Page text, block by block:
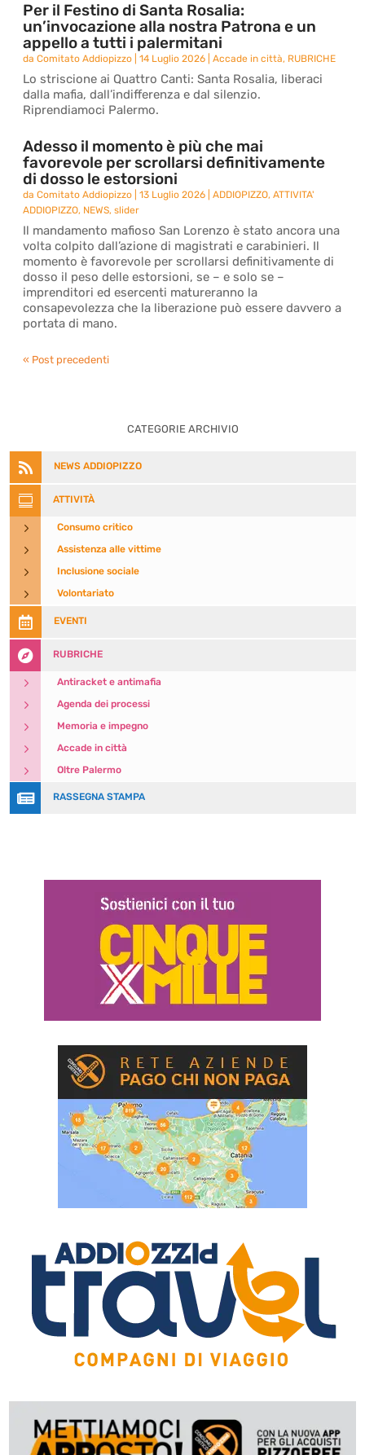
Per il Festino di Santa Rosalia:
un’invocazione alla nostra Patrona e un
appello a tutti i palermitani
daComitato Addiopizzo |14 Luglio 2026 |Accade in città, RUBRICHE
Lo striscione ai Quattro Canti: Santa Rosalia, liberaci
dalla mafia, dall’indifferenza e dal silenzio.
Riprendiamoci Palermo.
Adesso il momento è più che mai
favorevole per scrollarsi definitivamente
di dosso le estorsioni
daComitato Addiopizzo |13 Luglio 2026 |ADDIOPIZZO,ATTIVITA'
ADDIOPIZZO, NEWS,slider
Il mandamento mafioso San Lorenzo è stato ancora una
volta colpito dall’azione di magistrati e carabinieri. Il
momento è favorevole per scrollarsi definitivamente di
dosso il peso delle estorsioni, se – e solo se –
imprenditori ed esercenti matureranno la
consapevolezza che la liberazione può essere davvero a
portata di mano.
« Post precedenti
CATEGORIE ARCHIVIO
 NEWS ADDIOPIZZO
 ATTIVITÀ
5 Consumo critico
5 Assistenza alle vittime
5 Inclusione sociale
5 Volontariato
 EVENTI
 RUBRICHE
5 Antiracket e antimafia
5 Agenda dei processi
5 Memoria e impegno
5 Accade in città
5 Oltre Palermo
 RASSEGNA STAMPA